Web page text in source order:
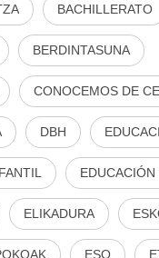
BACHILLERATO
BERDINTASUNA
CONOCEMOS DE
DBH
EDUCACIÓN
ELIKADURA
ESO